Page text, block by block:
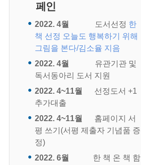
페인
2022. 4월 도서선정 한
책 선정 오늘도 행복하기 위해
그림을 본다/김소율 지음
2022. 4월
유관기관 및
독서동아리 도서 지원
2022. 4~11월
선정도서 +1
추가대출
2022. 4~11월
홈페이지 서
평 쓰기(서평 제출자 기념품 증
정)
2022. 6월
한 책 온 책 함